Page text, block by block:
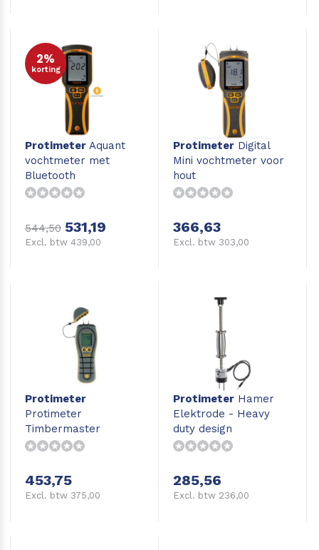
2%
korting
Protimeter Aquant
vochtmeter met
Bluetooth
544,50 531,19
Excl. btw 439,00
Protimeter Digital
Mini vochtmeter voor
hout
366,63
Excl. btw 303,00
Protimeter
Protimeter
Timbermaster
vochtmeter hout
453,75
Excl. btw 375,00
Protimeter Hamer
Elektrode - Heavy
duty design
285,56
Excl. btw 236,00